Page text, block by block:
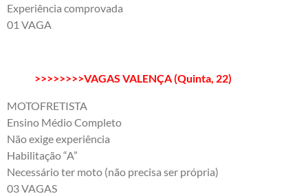
Experiência comprovada
01 VAGA
>>>>>>>>VAGAS VALENÇA (Quinta, 22)
MOTOFRETISTA
Ensino Médio Completo
Não exige experiência
Habilitação “A”
Necessário ter moto (não precisa ser própria)
03 VAGAS